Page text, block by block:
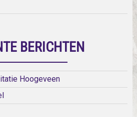
BERICHTEN
Hoogeveen